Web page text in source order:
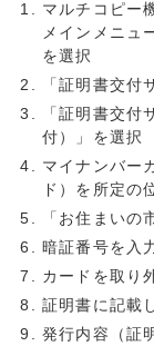
マルチコピー
メインメニュ
を選択
「証明書交付
「証明書交付
付）」を選択
マイナンバー
ド）を所定の
「お住まいの
暗証番号を入
カードを取り
証明書に記載
発行内容（証